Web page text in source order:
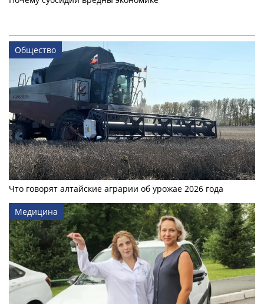
Общество
Что говорят алтайские аграрии об урожае 2026 года
Медицина